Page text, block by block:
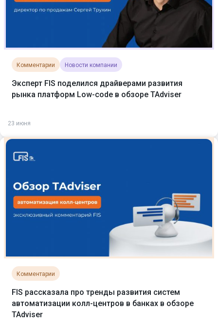
Комментарии Новости компании
Эксперт FIS поделился драйверами развития
рынка платформ Low-code в обзоре TAdviser
23 июня
Комментарии
FIS рассказала про тренды развития систем
автоматизации колл-центров в банках в обзоре
TAdviser